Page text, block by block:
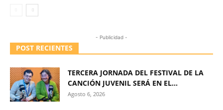
- Publicidad -
POST RECIENTES
TERCERA JORNADA DEL FESTIVAL DE LA
CANCIÓN JUVENIL SERÁ EN EL...
Agosto 6, 2026